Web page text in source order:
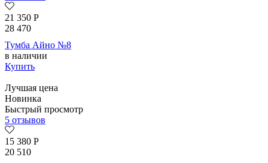
21 350 Р
28 470
Тумба Айно №8
в наличии
Купить
Лучшая цена
Новинка
Быстрый просмотр
5 отзывов
15 380 Р
20 510